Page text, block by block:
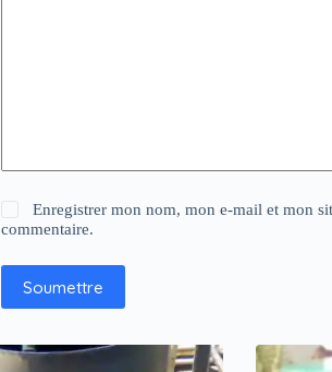
Enregistrer mon nom, mon e-mail et mon
commentaire.
Soumettre